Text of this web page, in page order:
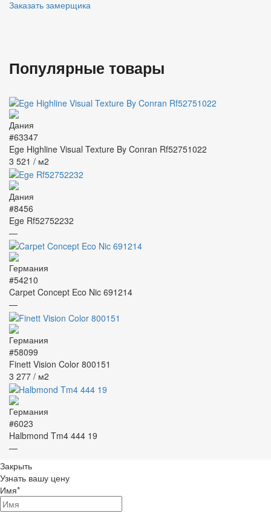
Заказать замерщика
Популярные товары
#63347
Ege Highline Visual Texture By Conran Rf52751022
3 521 / м2
#8456
Ege Rf52752232
—
#54210
Carpet Concept Eco Nic 691214
—
#58099
Finett Vision Color 800151
3 277 / м2
#6023
Halbmond Tm4 444 19
—
Закрыть
Узнать вашу цену
Имя*